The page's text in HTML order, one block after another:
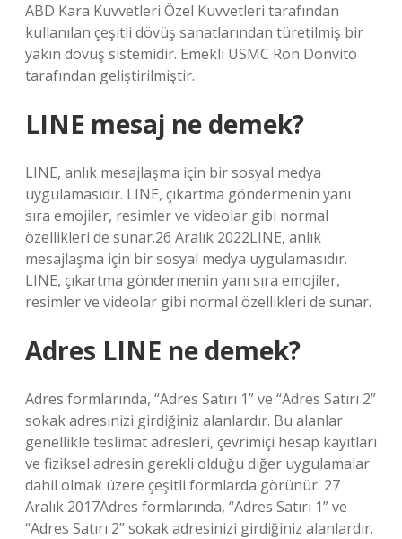
ABD Kara Kuvvetleri Özel Kuvvetleri tarafından
kullanılan çeşitli dövüş sanatlarından türetilmiş bir
yakın dövüş sistemidir. Emekli USMC Ron Donvito
tarafından geliştirilmiştir.
LINE mesaj ne demek?
LINE, anlık mesajlaşma için bir sosyal medya
uygulamasıdır. LINE, çıkartma göndermenin yanı
sıra emojiler, resimler ve videolar gibi normal
özellikleri de sunar.26 Aralık 2022LINE, anlık
mesajlaşma için bir sosyal medya uygulamasıdır.
LINE, çıkartma göndermenin yanı sıra emojiler,
resimler ve videolar gibi normal özellikleri de sunar.
Adres LINE ne demek?
Adres formlarında, “Adres Satırı 1” ve “Adres Satırı 2”
sokak adresinizi girdiğiniz alanlardır. Bu alanlar
genellikle teslimat adresleri, çevrimiçi hesap kayıtları
ve fiziksel adresin gerekli olduğu diğer uygulamalar
dahil olmak üzere çeşitli formlarda görünür. 27
Aralık 2017Adres formlarında, “Adres Satırı 1” ve
“Adres Satırı 2” sokak adresinizi girdiğiniz alanlardır.